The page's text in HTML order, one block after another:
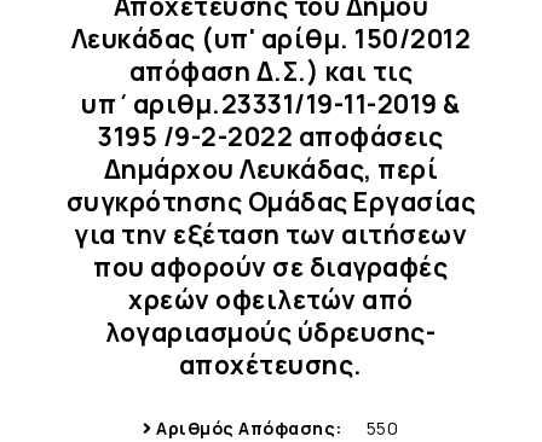
Λευκάδας (υπ' αρίθμ. 150/2012
απόφαση Δ.Σ.) και τις
υπ΄αριθμ.23331/19-11-2019 &
3195 /9-2-2022 αποφάσεις
Δημάρχου Λευκάδας, περί
συγκρότησης Ομάδας Εργασίας
για την εξέταση των αιτήσεων
που αφορούν σε διαγραφές
χρεών οφειλετών από
λογαριασμούς ύδρευσης-
αποχέτευσης.
Αριθμός Απόφασης: 550